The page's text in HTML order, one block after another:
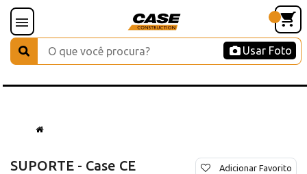
Usar Foto
SUPORTE - Case CE Adicionar Favorito